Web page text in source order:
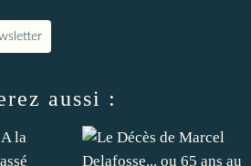
aussi :